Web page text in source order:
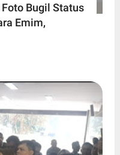
Bugil Status
Emim,